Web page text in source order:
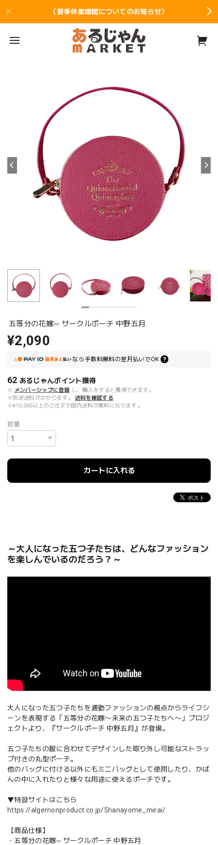
〈夏季休業期間についてのお知らせ〉
五等分の花嫁∽ サークルポーチ 中野五月
¥2,090
なら 手数料無料の翌月払いでOK
62 あるじゃんポイント獲得
※ メンバーシップに登録 し、購入をすると獲得できます。
※別途送料がかかります。
送料を確認する
※¥10,000以上のご注文で国内送料が無料になります。
数量
カートに入れる
～大人になった五つ子たちは、どんなファッション
を楽しんでいるのだろう？～
大人になった五つ子たちを通勤ファッションの視点からライフシ
ーンを表現する「五等分の花嫁〜未来の五つ子たちへ〜」プロジ
ェクトより、『サークルポーチ 中野五月』が登場。
五つ子たちの服に合わせてデザインした取り外し可能なストラッ
プ付きの丸型ポーチ。
他のバッグに付ける以外にもミニバッグとして使用したり、かば
んの中に入れたりと様々な用途に使えるポーチです。
▼特設サイトはこちら
https://algernonproduct.co.jp/5hanayome_mirai/
【商品仕様】
・五等分の花嫁∽ サークルポーチ 中野五月